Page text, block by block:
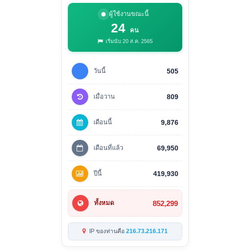
ผู้ใช้งานขณะนี้
24 คน
เริ่มนับ 20 ส.ค. 2565
วันนี้ 505
เมื่อวาน 809
เดือนนี้ 9,876
เดือนที่แล้ว 69,950
ปีนี้ 419,930
ทั้งหมด 852,299
IP ของท่านคือ 216.73.216.171